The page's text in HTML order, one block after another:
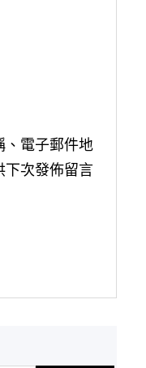
、電子郵件地
下次發佈留言